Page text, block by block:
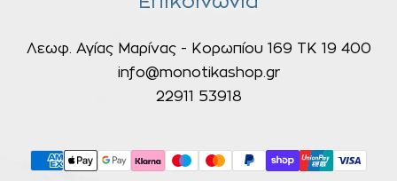
Λεωφ. Αγίας Μαρίνας - Κορωπίου 169 ΤΚ 19 400
info@monotikashop.gr
22911 53918